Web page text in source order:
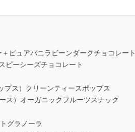
ピュアバニラビーンダークチョコレート
ピーシーズチョコレート
プス）クリーンティースポップス
ス）オーガニックフルーツスナック
グラノーラ